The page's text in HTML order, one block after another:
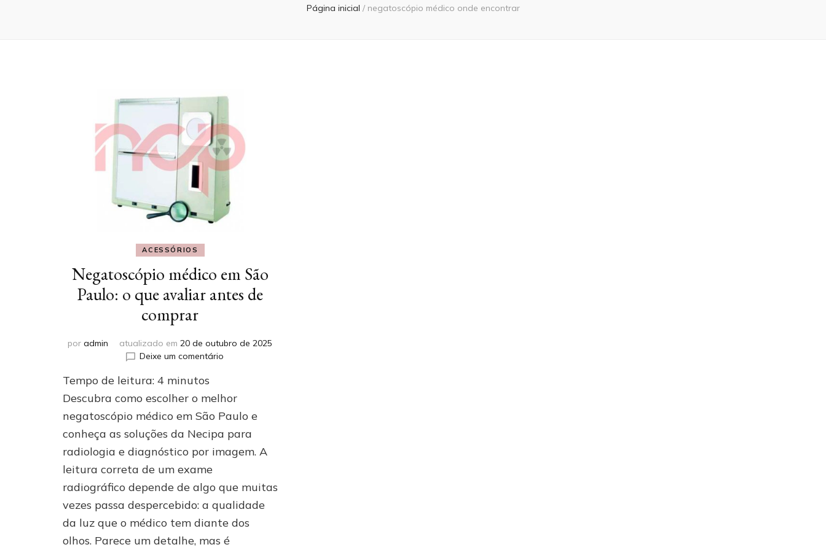
Página inicial / negatoscópio médico onde encontrar
ACESSÓRIOS
Negatoscópio médico em São
Paulo: o que avaliar antes de
comprar
poradmin atualizado em20 de outubro de 2025
Deixe um comentárioem
em
Paulo:
o
avaliar
de
Tempo de leitura: 4 minutos
Descubra como escolher o melhor
negatoscópio médico em São Paulo e
conheça as soluções da Necipa para
radiologia e diagnóstico por imagem. A
leitura correta de um exame
radiográfico depende de algo que muitas
vezes passa despercebido: a qualidade
da luz que o médico tem diante dos
olhos. Parece um detalhe, mas é